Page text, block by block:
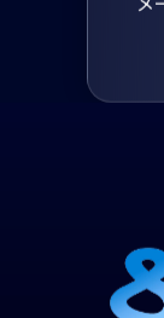
メ